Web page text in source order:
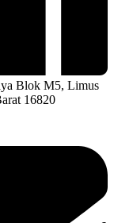
Blok M5, Limus
16820